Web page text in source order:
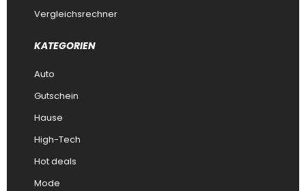
Vergleichsrechner
KATEGORIEN
Auto
Gutschein
Hause
High-Tech
Hot deals
Mode